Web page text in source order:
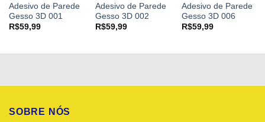
Adesivo de Parede
Gesso 3D 001
R$59,99
Adesivo de Parede
Gesso 3D 002
R$59,99
Adesivo de Parede
Gesso 3D 006
R$59,99
SOBRE NÓS